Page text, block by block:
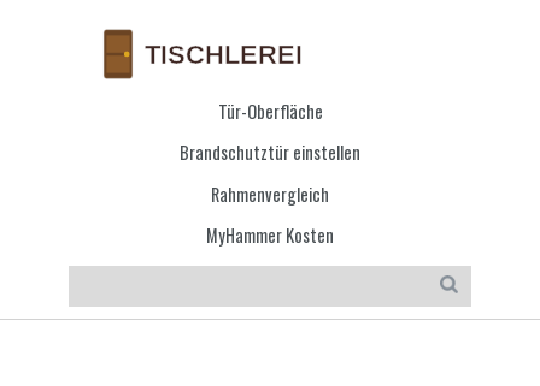
Tür-Oberfläche
Brandschutztür einstellen
Rahmenvergleich
MyHammer Kosten